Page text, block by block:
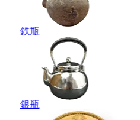
鉄瓶
銀瓶